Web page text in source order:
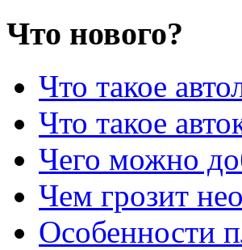
Что нового?
Что такое
Что такое
Чего можно
Чем грозит
Особенности